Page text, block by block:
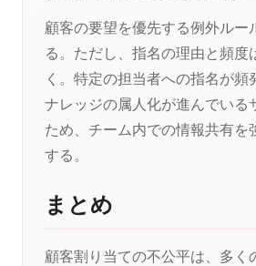
顧客の要望を優先する例外ルー
る。ただし、指名の理由と頻度
く。特定の担当者への指名が頻
ナレッジの属人化が進んでいる
ため、チーム内での情報共有を
する。
まとめ
顧客割り当ての不公平は、多く